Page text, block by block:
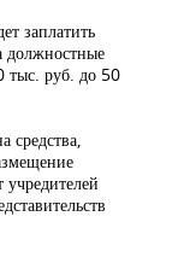
заплатить
должностные
тыс. руб. до 50
средства,